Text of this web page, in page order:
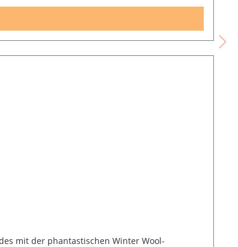
mit der phantastischen Winter Wool-